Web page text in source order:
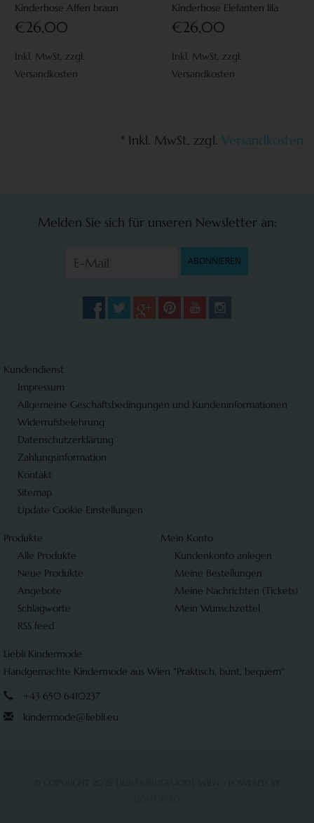
Kinderhose Affen braun
€26,00
Inkl. MwSt. zzgl.
Versandkosten
Kinderhose Elefanten lila
€26,00
Inkl. MwSt. zzgl.
Versandkosten
* Inkl. MwSt. zzgl. Versandkosten
Melden Sie sich für unseren Newsletter an:
ABONNIEREN
Kundendienst
Impressum
Allgemeine Geschäftsbedingungen und Kundeninformationen
Widerrufsbelehrung
Datenschutzerklärung
Zahlungsinformation
Kontakt
Sitemap
Update Cookie Einstellungen
Produkte
Alle Produkte
Neue Produkte
Angebote
Schlagworte
RSS feed
Mein Konto
Kundenkonto anlegen
Meine Bestellungen
Meine Nachrichten (Tickets)
Mein Wunschzettel
Liebli Kindermode
Handgemachte Kindermode aus Wien "Praktisch, bunt, bequem"
+43 650 6410237
kindermode@liebli.eu